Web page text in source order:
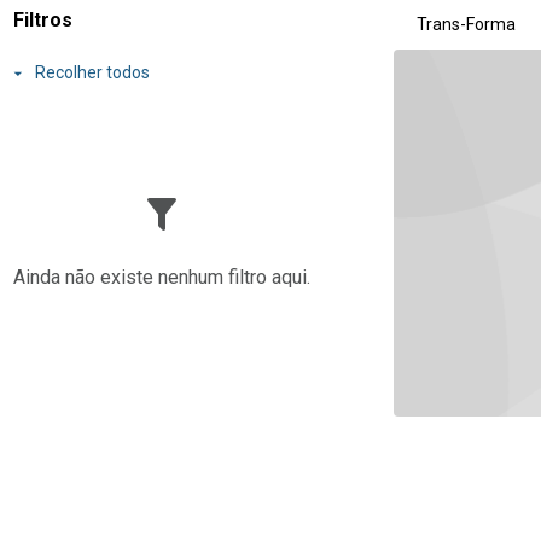
Filtros
Recolher todos
Ainda não existe nenhum filtro aqui.
Resultados da
Trans-Forma